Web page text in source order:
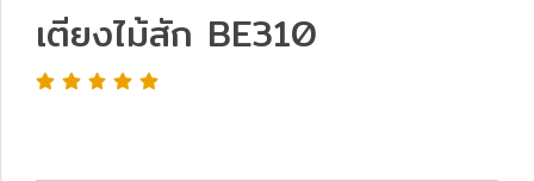
เตียงไม้สัก BE310